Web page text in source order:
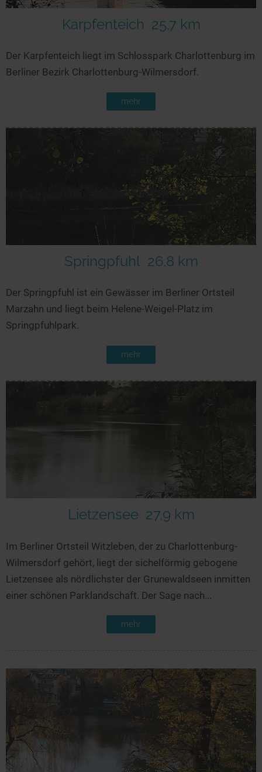
Karpfenteich 25,7 km
Der Karpfenteich liegt im Schlosspark Charlottenburg im
Berliner Bezirk Charlottenburg-Wilmersdorf.
mehr
Springpfuhl 26,8 km
Der Springpfuhl ist ein Gewässer im Berliner Ortsteil
Marzahn und liegt beim Helene-Weigel-Platz im
Springpfuhlpark.
mehr
Lietzensee 27,9 km
Im Berliner Ortsteil Witzleben, der zu Charlottenburg-
Wilmersdorf gehört, liegt der sichelförmig gebogene
Lietzensee als nördlichster der Grunewaldseen inmitten
einer schönen Parklandschaft. Der Sage nach...
mehr